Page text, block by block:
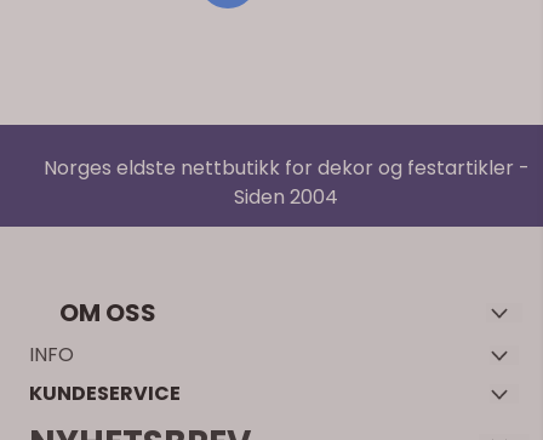
Norges eldste nettbutikk for dekor og festartikler -
Siden 2004
OM OSS
Velkommen til Decorium – Norges første nettbutikk for dekor
magiske feiringer med vårt nøye utvalgte sortiment av
INFO
Decorium Invest AS
Lyngvegen 2
KUNDESERVICE
Kundeklubb